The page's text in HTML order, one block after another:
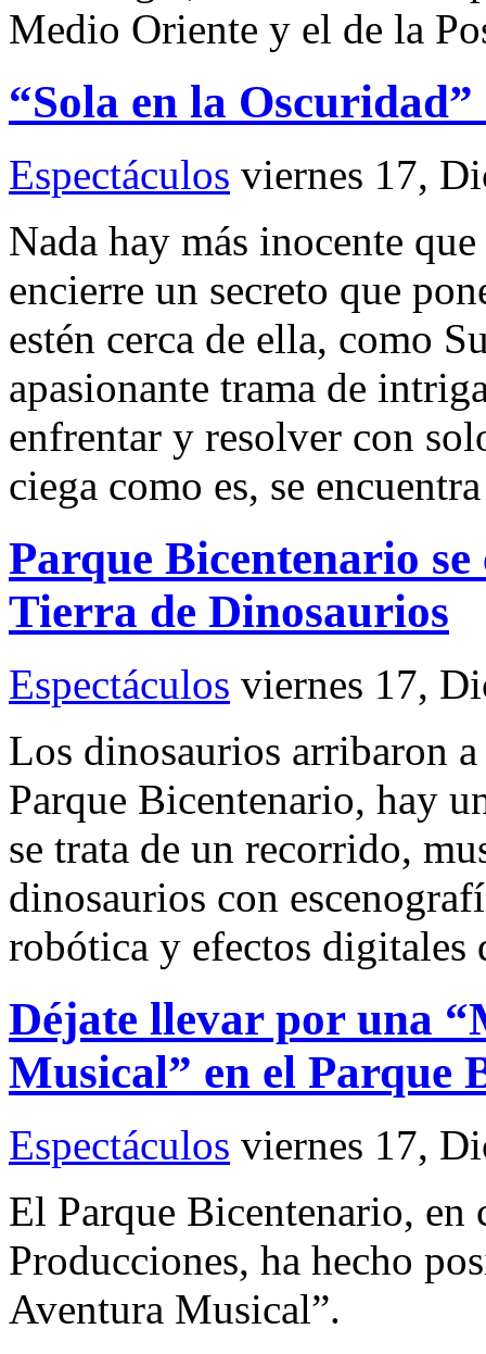
Medio Oriente y el de la
“Sola en la
Espectáculos viernes 17,
Nada hay más inocente
encierre un secreto que
estén cerca de ella, como
apasionante trama de
enfrentar y resolver con
ciega como es, se
Parque Bicentenario
Tierra de Dinosaurios
Espectáculos viernes 17,
Los dinosaurios arribaron
Parque Bicentenario, hay
se trata de un recorrido,
dinosaurios con
robótica y efectos digitales
Déjate llevar por una
Musical” en el Parque
Espectáculos viernes 17,
El Parque Bicentenario,
Producciones, ha hecho
Aventura Musical”.